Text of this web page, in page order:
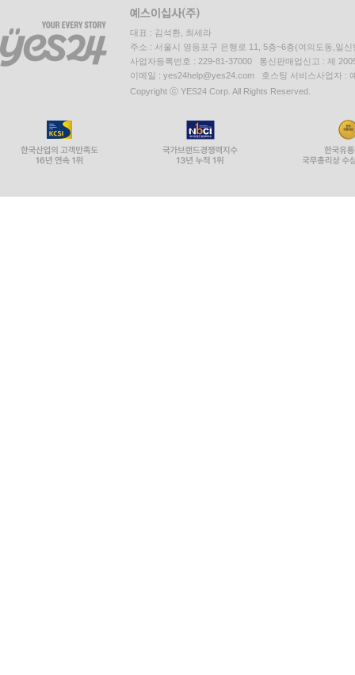
대표 : 김석환, 최세라
주소 : 서울시 영등포구 은행로 11, 5층~6층(여의도동,일신
사업자등록번호 : 229-81-37000 통신판매업신고 : 제
이메일 : yes24help@yes24.com 호스팅 서비스사업자 :
Copyright ⓒ YES24 Corp. All Rights Reserved.